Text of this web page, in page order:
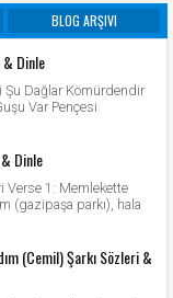
BLOG ARŞIVI
& Dinle
Şu Dağlar Kömürdendir
Var Pençesi
Dinle
Verse 1: Memlekette
(gazipaşa parkı), hala
(Cemil) Şarkı Sözleri &